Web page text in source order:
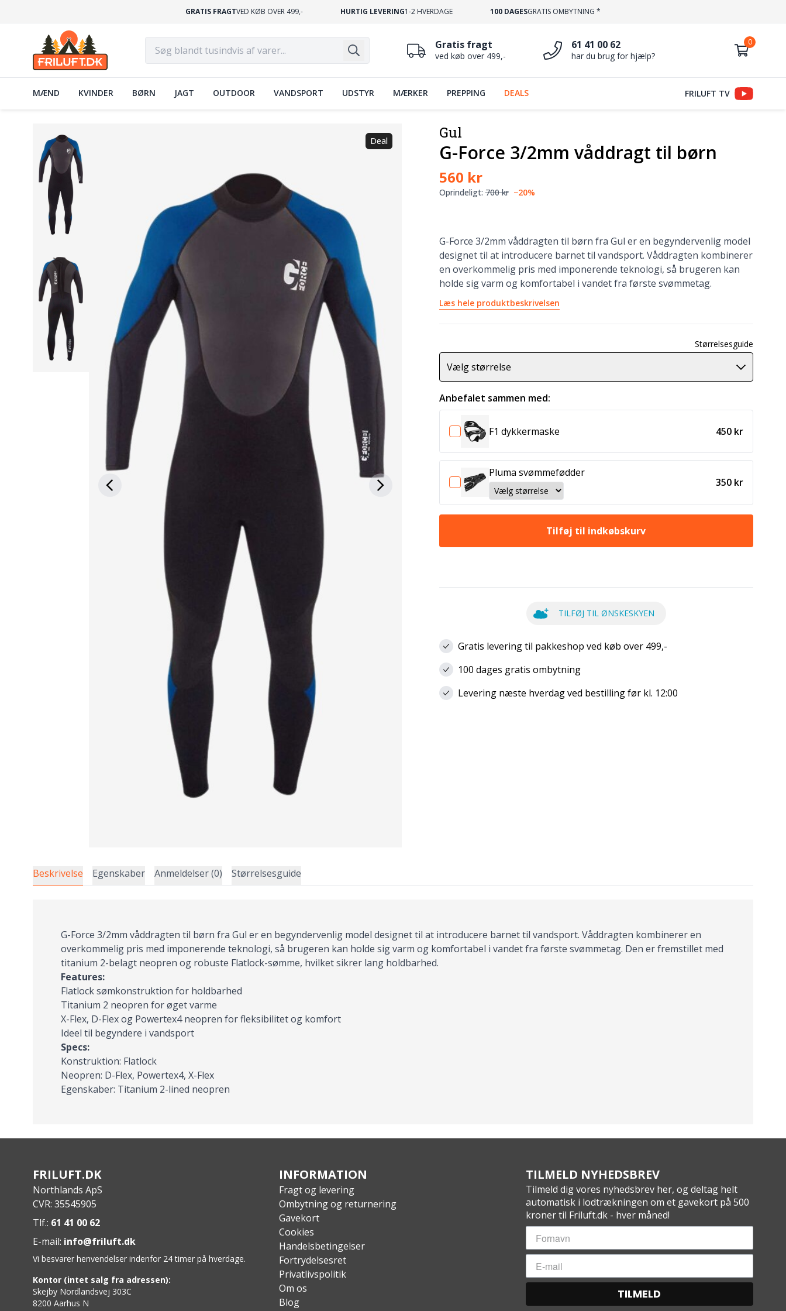
GRATIS FRAGTVED KØB OVER 499,- HURTIG LEVERING1-2 HVERDAGE 100 DAGESGRATIS OMBYTNING *
Gratis fragt
ved køb over 499,-
61 41 00 62
har du brug for hjælp?
MÆND KVINDER BØRN JAGT OUTDOOR VANDSPORT UDSTYR MÆRKER PREPPING DEALS FRILUFT TV
Deal Gul
G-Force 3/2mm våddragt til børn
560 kr
Oprindeligt: 700 kr −20%
G-Force 3/2mm våddragten til børn fra Gul er en begyndervenlig model
designet til at introducere barnet til vandsport. Våddragten kombinerer
en overkommelig pris med imponerende teknologi, så brugeren kan
holde sig varm og komfortabel i vandet fra første svømmetag.
Læs hele produktbeskrivelsen
Størrelsesguide
Vælg størrelse
Anbefalet sammen med:
F1 dykkermaske 450 kr
Pluma svømmefødder
350 kr
Tilføj til indkøbskurv
TILFØJ TIL ØNSKESKYEN
Gratis levering til pakkeshop ved køb over 499,-
100 dages gratis ombytning
Levering næste hverdag ved bestilling før kl. 12:00
Beskrivelse Egenskaber Anmeldelser (0) Størrelsesguide
G-Force 3/2mm våddragten til børn fra Gul er en begyndervenlig model designet til at introducere barnet til vandsport. Våddragten kombinerer en
overkommelig pris med imponerende teknologi, så brugeren kan holde sig varm og komfortabel i vandet fra første svømmetag. Den er fremstillet med
titanium 2-belagt neopren og robuste Flatlock-sømme, hvilket sikrer lang holdbarhed.
Features:
Flatlock sømkonstruktion for holdbarhed
Titanium 2 neopren for øget varme
X-Flex, D-Flex og Powertex4 neopren for fleksibilitet og komfort
Ideel til begyndere i vandsport
Specs:
Konstruktion: Flatlock
Neopren: D-Flex, Powertex4, X-Flex
Egenskaber: Titanium 2-lined neopren
FRILUFT.DK
Northlands ApS
CVR: 35545905
Tlf.: 61 41 00 62
E-mail: info@friluft.dk
Vi besvarer henvendelser indenfor 24 timer på hverdage.
Kontor (intet salg fra adressen):
Skejby Nordlandsvej 303C
8200 Aarhus N
INFORMATION
Fragt og levering
Ombytning og returnering
Gavekort
Cookies
Handelsbetingelser
Fortrydelsesret
Privatlivspolitik
Om os
Blog
TILMELD NYHEDSBREV
Tilmeld dig vores nyhedsbrev her, og deltag helt
automatisk i lodtrækningen om et gavekort på 500
kroner til Friluft.dk - hver måned!
TILMELD